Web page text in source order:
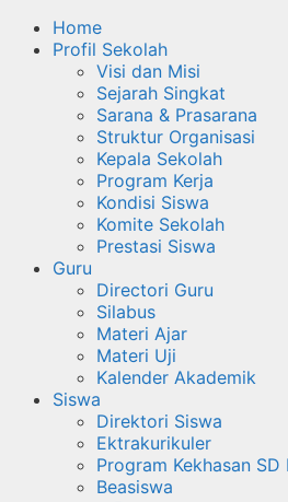
Home
Profil Sekolah
Visi dan Misi
Sejarah Singkat
Sarana & Prasarana
Struktur Organisasi
Kepala Sekolah
Program Kerja
Kondisi Siswa
Komite Sekolah
Prestasi Siswa
Guru
Directori Guru
Silabus
Materi Ajar
Materi Uji
Kalender Akademik
Siswa
Direktori Siswa
Ektrakurikuler
Program Kekhasan SD
Beasiswa